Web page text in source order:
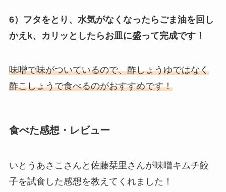
6）フタをとり、水気がなくなったらごま油を回し
かえk、カリッとしたらお皿に盛って完成です！
味噌で味がついているので、酢しょうゆではなく
酢こしょうで食べるのがおすすめです！
食べた感想・レビュー
いとうあさこさんと佐藤栞里さんが味噌キムチ餃
子を試食した感想を教えてくれました！